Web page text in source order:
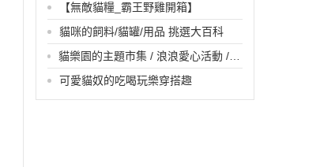
【無敵貓糧_霸王野雞開箱】
貓咪的飼料/貓罐/用品 挑選大百科
貓樂園的主題市集 / 浪浪愛心活動 /
線下活動
可愛貓奴的吃喝玩樂穿搭趣